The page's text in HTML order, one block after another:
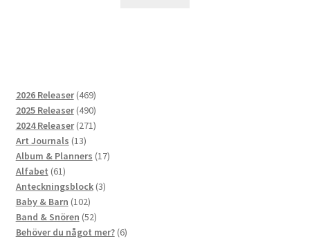
2026 Releaser 469469
produkter
2025 Releaser 490490
produkter
2024 Releaser 271271
Art Journals 1313
produkter
Album & Planners 1717
Alfabet 6161
produkter
Anteckningsblock 33
Baby & Barn 102102
produkter
Band & Snören 5252
produkter
Behöver du något mer? 66